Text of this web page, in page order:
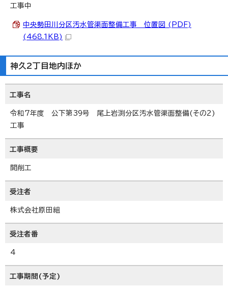
工事中
中央勢田川分区汚水管渠面整備工事 位置図 (PDF)
(468.1KB)
神久2丁目地内ほか
工事名
令和7年度 公下第39号 尾上岩渕分区汚水管渠面整備(その2)
工事
工事概要
開削工
受注者
株式会社原田組
受注者番
4
工事期間(予定)